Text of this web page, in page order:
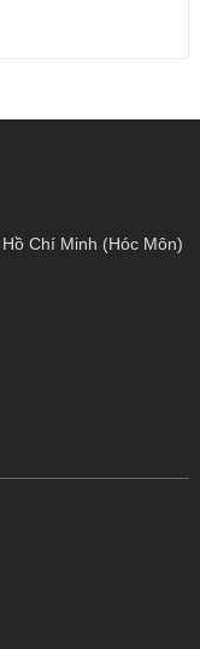
Chí Minh (Hóc Môn)